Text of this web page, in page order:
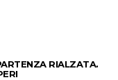
RIALZATA.